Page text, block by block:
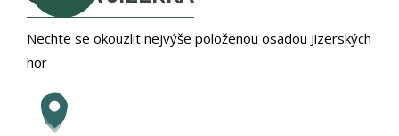
Nechte se okouzlit nejvýše položenou osadou Jizerských
hor